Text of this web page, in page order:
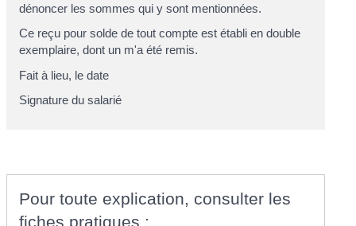
dénoncer les sommes qui y sont mentionnées.
Ce reçu pour solde de tout compte est établi en double
exemplaire, dont un m'a été remis.
Fait à lieu, ledate
Signature du salarié
Pour toute explication, consulter les
fiches pratiques :